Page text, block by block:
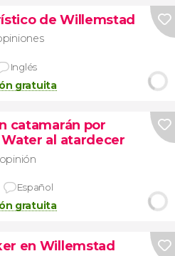
de Willemstad
Inglés
gratuita
catamarán por
Water al atardecer
Español
gratuita
en Willemstad